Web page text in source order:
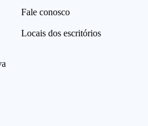
Fale conosco
Locais dos escritórios